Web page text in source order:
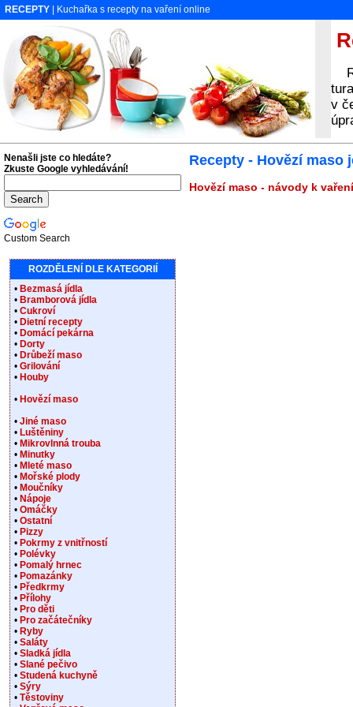
RECEPTY | Kuchařka s recepty na vaření online
v
Recepty - Hovězí maso
Hovězí maso - návody k
Nenašli jste co hledáte?
Zkuste Google vyhledávání!
Custom Search
ROZDĚLENÍ DLE KATEGORIÍ
• Bezmasá jídla
• Bramborová jídla
• Cukroví
• Dietní recepty
• Domácí pekárna
• Dorty
• Drůbeží maso
• Grilování
• Houby
• Hovězí maso
• Jiné maso
• Luštěniny
• Mikrovlnná trouba
• Minutky
• Mleté maso
• Mořské plody
• Moučníky
• Nápoje
• Omáčky
• Ostatní
• Pizzy
• Pokrmy z vnitřností
• Polévky
• Pomalý hrnec
• Pomazánky
• Předkrmy
• Přílohy
• Pro děti
• Pro začátečníky
• Ryby
• Saláty
• Sladká jídla
• Slané pečivo
• Studená kuchyně
• Sýry
• Těstoviny